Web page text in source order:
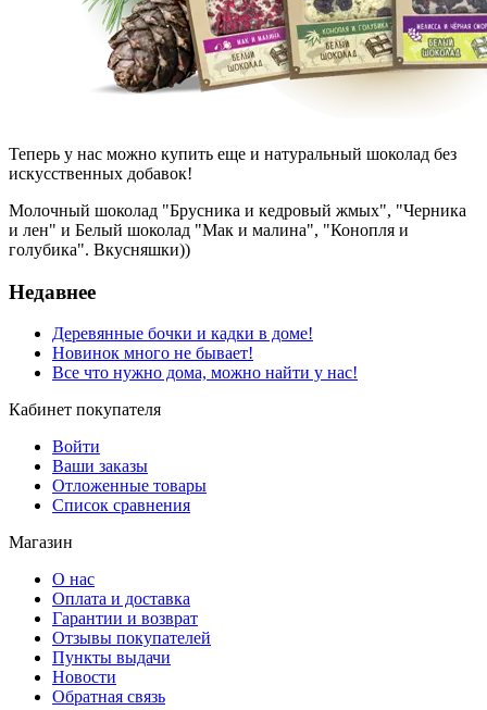
Теперь у нас можно купить еще и натуральный шоколад без
искусственных добавок!
Молочный шоколад "Брусника и кедровый жмых", "Черника
и лен" и Белый шоколад "Мак и малина", "Конопля и
голубика". Вкусняшки))
Недавнее
Деревянные бочки и кадки в доме!
Новинок много не бывает!
Все что нужно дома, можно найти у нас!
Кабинет покупателя
Войти
Ваши заказы
Отложенные товары
Список сравнения
Магазин
О нас
Оплата и доставка
Гарантии и возврат
Отзывы покупателей
Пункты выдачи
Новости
Обратная связь